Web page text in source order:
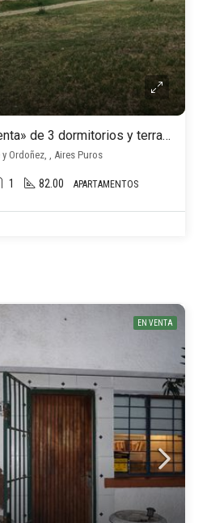
Apartamento «con renta» de 3 dormitorios y terraza, próximo a Br Batlle y Ordoñez e Instrucciones
Ordoñez, , Aires Puros
1 82.00 APARTAMENTOS
EN VENTA